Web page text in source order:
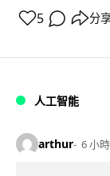
5 分
人工智能
arthur 6 小時